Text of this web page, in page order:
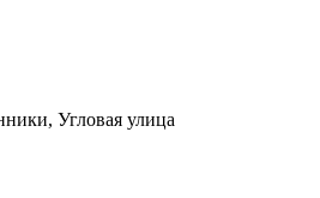
Угловая улица